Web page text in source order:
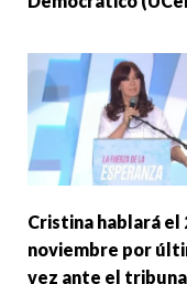
Cristina hablará el
noviembre por
vez ante el